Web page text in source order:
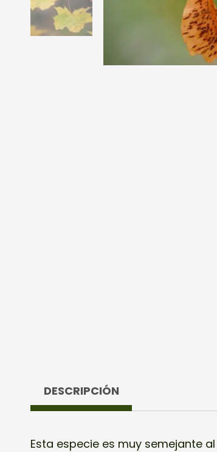
DESCRIPCIÓN
Esta especie es muy semejante